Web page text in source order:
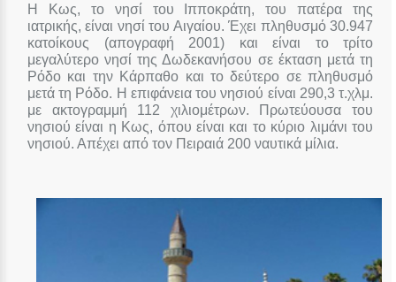
Η Κως, το νησί του Ιπποκράτη, του πατέρα της
ιατρικής, είναι νησί του Αιγαίου. Έχει πληθυσμό 30.947
κατοίκους (απογραφή 2001) και είναι το τρίτο
μεγαλύτερο νησί της Δωδεκανήσου σε έκταση μετά τη
Ρόδο και την Κάρπαθο και το δεύτερο σε πληθυσμό
μετά τη Ρόδο. Η επιφάνεια του νησιού είναι 290,3 τ.χλμ.
με ακτογραμμή 112 χιλιομέτρων. Πρωτεύουσα του
νησιού είναι η Κως, όπου είναι και το κύριο λιμάνι του
νησιού. Απέχει από τον Πειραιά 200 ναυτικά μίλια.